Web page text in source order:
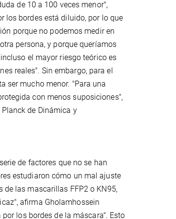
de 10 a 100 veces menor",
los bordes está diluido, por lo que
porque no podemos medir en
persona, y porque queríamos
el mayor riesgo teórico es
reales". Sin embargo, para el
ser mucho menor. "Para una
con menos suposiciones",
de Dinámica y
de factores que no se han
estudiaron cómo un mal ajuste
las mascarillas FFP2 o KN95,
afirma Gholamhossein
los bordes de la máscara". Esto